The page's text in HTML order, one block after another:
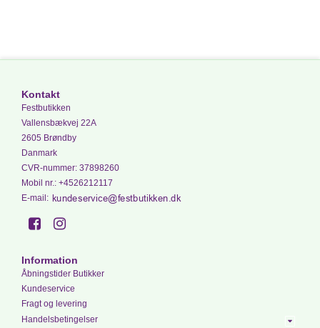
Kontakt
Festbutikken
Vallensbækvej 22A
2605 Brøndby
Danmark
CVR-nummer: 37898260
Mobil nr.: +4526212117
E-mail :
Information
Åbningstider Butikker
Kundeservice
Fragt og levering
Handelsbetingelser